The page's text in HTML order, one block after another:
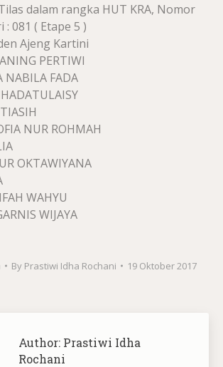
dalam rangka HUT KRA, Nomor
081 ( Etape 5 )
Ajeng Kartini
PERTIWI
NABILA FADA
NUR ROHMAH
OKTAWIYANA
WAHYU
WIJAYA
By Prastiwi Idha Rochani 19 Oktober 2017
Author: Prastiwi Idha
Rochani